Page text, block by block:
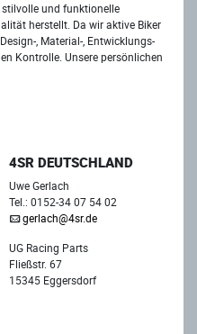
und funktionelle
herstellt. Da wir aktive Biker
, Material-, Entwicklungs-
Kontrolle. Unsere persönlichen
4SR DEUTSCHLAND
Uwe Gerlach
Tel.: 0152-34 07 54 02
gerlach@4sr.de
UG Racing Parts
Fließstr. 67
15345 Eggersdorf